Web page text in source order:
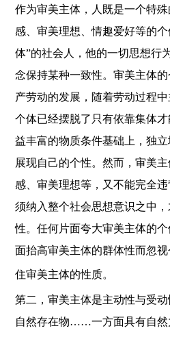
作为审美主体，人既是一个特
感、审美理想、情趣爱好等的
体”的社会人，他的一切思想行
念保持某种一致性。审美主体
产劳动的发展，随着劳动过程
个体已经摆脱了只有依靠集体
益丰富的物质条件基础上，独
展现自己的个性。然而，审美
感、审美理想等，又不能完全
须纳入整个社会思想意识之中
性。任何片面夸大审美主体的
面抬高审美主体的群体性而忽
住审美主体的性质。
第二，审美主体是主动性与受
自然存在物……一方面具有自然